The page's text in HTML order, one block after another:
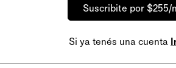
Suscribite por $255/
Si ya tenés una cuenta